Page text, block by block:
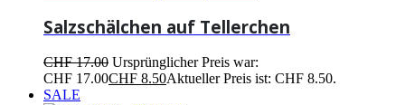
Salzschälchen auf Tellerchen
CHF17.00 Ursprünglicher Preis war:
CHF 17.00CHF 8.50Aktueller Preis ist: CHF 8.50.
SALE